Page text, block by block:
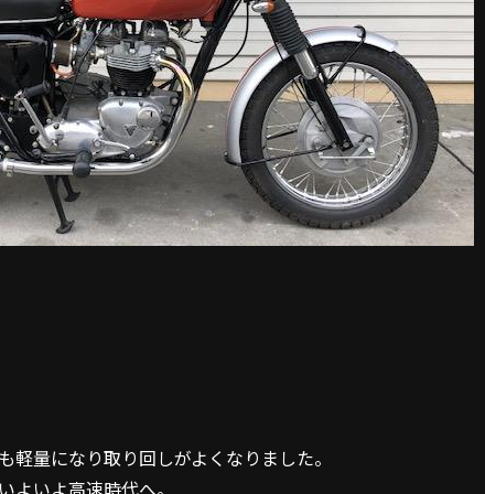
軽量になり取り回しがよくなりました。
よいよ高速時代へ。